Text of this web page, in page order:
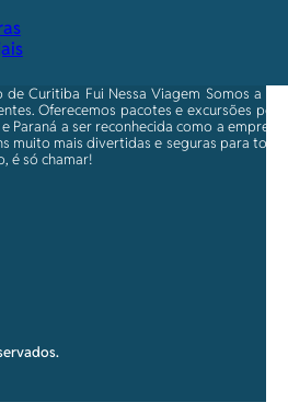
de Curitiba Fui Nessa Viagem Somos a
Oferecemos pacotes e excursões
Paraná a ser reconhecida como a
muito mais divertidas e seguras para
é só chamar!